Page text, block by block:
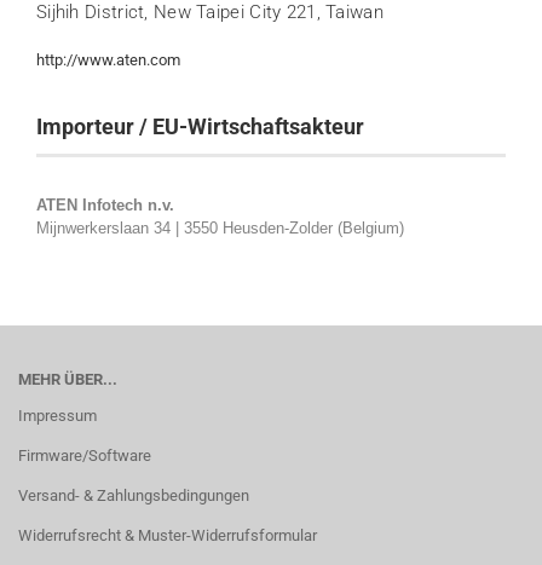
Sijhih District, New Taipei City 221, Taiwan
http://www.aten.com
Importeur / EU-Wirtschaftsakteur
ATEN Infotech n.v.
Mijnwerkerslaan 34 | 3550 Heusden-Zolder (Belgium)
MEHR ÜBER...
Impressum
Firmware/Software
Versand- & Zahlungsbedingungen
Widerrufsrecht & Muster-Widerrufsformular